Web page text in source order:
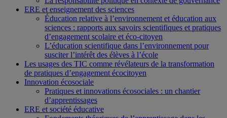
ERE et enseignement des sciences
Éducation relative à l’environnement et éducation aux
sciences : rapports aux savoirs scientifiques et pratiques
d’engagement scolaire et éco-citoyen
L’éducation scientifique dans l’environnement pour
susciter l’intérêt des élèves à l’école
Les usages des TIC comme révélateurs de la transformation
de pratiques d’engagement écocitoyen
Innovation écosociale
Pratiques et innovations écosociales : un chantier
d’apprentissages
ERE et société éducative